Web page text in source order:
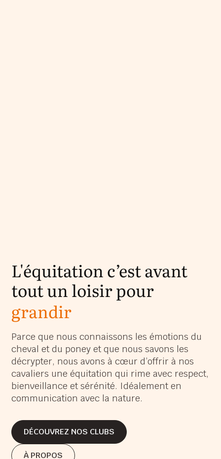
L'équitation c’est avant
tout un loisir pour
grandir
s’épanouir
s’amuser
grandir
Parce que nous connaissons les émotions du
cheval et du poney et que nous savons les
décrypter, nous avons à cœur d’offrir à nos
cavaliers une équitation qui rime avec respect,
bienveillance et sérénité. Idéalement en
communication avec la nature.
DÉCOUVREZ NOS CLUBS
DÉCOUVREZ NOS CLUBS
À PROPOS